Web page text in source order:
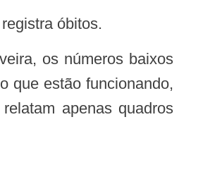
óbitos.
que estão funcionando,
apenas quadros